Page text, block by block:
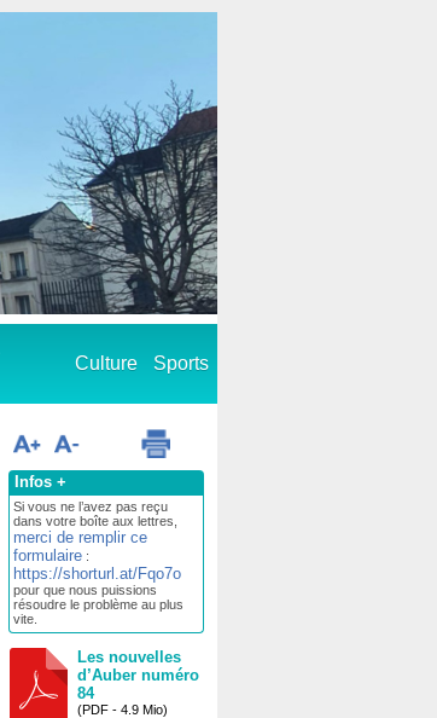
Culture Sports
Infos +
Si vous ne l’avez pas reçu
dans votre boîte aux lettres,
merci de remplir ce
formulaire :
https://shorturl.at/Fqo7o
pour que nous puissions
résoudre le problème au plus
vite.
Les nouvelles
d’Auber numéro
84
(PDF - 4.9 Mio)